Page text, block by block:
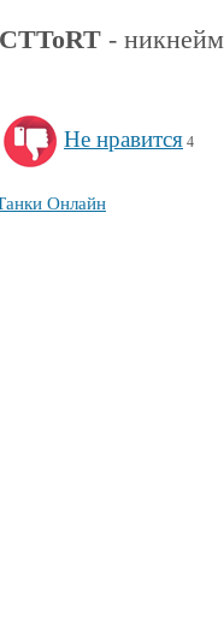
-
Не нравится 4
Онлайн